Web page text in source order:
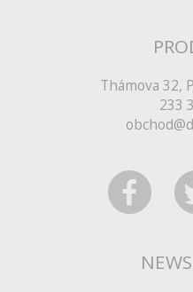
Thámova 32,
233